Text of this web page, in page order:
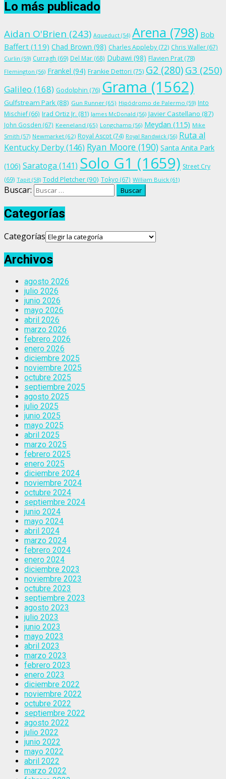
Lo más publicado
Aidan O'Brien (243) Aqueduct (54) Arena (798) Bob
Baffert (119) Chad Brown (98) Charles Appleby (72) Chris Waller(67)
Curlin (59) Curragh (69) Del Mar (68) Dubawi (98) Flavien Prat (78)
Flemington (56) Frankel (94) Frankie Dettori (75) G2 (280)G3 (250)
Galileo (168) Godolphin (76) Grama (1562)
Gulfstream Park(88) Gun Runner (65) Hipódromo de Palermo (59) Into
Mischief(66) Irad Ortiz Jr. (81) James McDonald (56) Javier Castellano (87)
John Gosden (67) Keeneland (65) Longchamp (56) Meydan (115) Mike
Smith (57) Newmarket (62) Royal Ascot (74) Royal Randwick (56) Ruta al
Kentucky Derby(146) Ryan Moore (190) Santa Anita Park
(106) Saratoga (141) Solo G1 (1659) Street Cry
(69) Tapit (58) Todd Pletcher(90) Tokyo (67) William Buick (61)
Buscar:
Categorías
Categorías
Archivos
agosto 2026
julio 2026
junio 2026
mayo 2026
abril 2026
marzo 2026
febrero 2026
enero 2026
diciembre 2025
noviembre 2025
octubre 2025
septiembre 2025
agosto 2025
julio 2025
junio 2025
mayo 2025
abril 2025
marzo 2025
febrero 2025
enero 2025
diciembre 2024
noviembre 2024
octubre 2024
septiembre 2024
junio 2024
mayo 2024
abril 2024
marzo 2024
febrero 2024
enero 2024
diciembre 2023
noviembre 2023
octubre 2023
septiembre 2023
agosto 2023
julio 2023
junio 2023
mayo 2023
abril 2023
marzo 2023
febrero 2023
enero 2023
diciembre 2022
noviembre 2022
octubre 2022
septiembre 2022
agosto 2022
julio 2022
junio 2022
mayo 2022
abril 2022
marzo 2022